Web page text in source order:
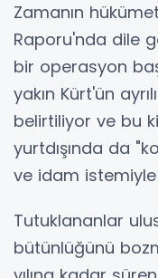
Zamanın
Raporu'nda dile
bir operasyon
yakın Kürt'ün
belirtiliyor ve bu
yurtdışında da
ve idam istemiyle
Tutuklananlar
bütünlüğünü